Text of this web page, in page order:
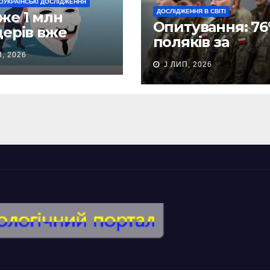
ДОСЛІДЖЕННЯ
1 млн
вже
фопи
2026
ДОСЛІДЖЕННЯ В СВІТІ
Опитування:
поляків за
військову
підготовку,
проти призову
J ЛИП, 2026